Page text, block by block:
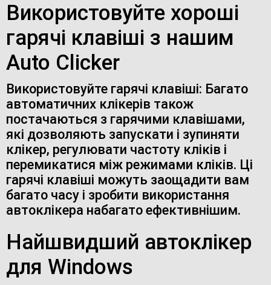
Використовуйте хороші
гарячі клавіші з нашим
Auto Clicker
Використовуйте гарячі клавіші: Багато
автоматичних клікерів також
постачаються з гарячими клавішами,
які дозволяють запускати і зупиняти
клікер, регулювати частоту кліків і
перемикатися між режимами кліків. Ці
гарячі клавіші можуть заощадити вам
багато часу і зробити використання
автоклікера набагато ефективнішим.
Найшвидший автоклікер
для Windows